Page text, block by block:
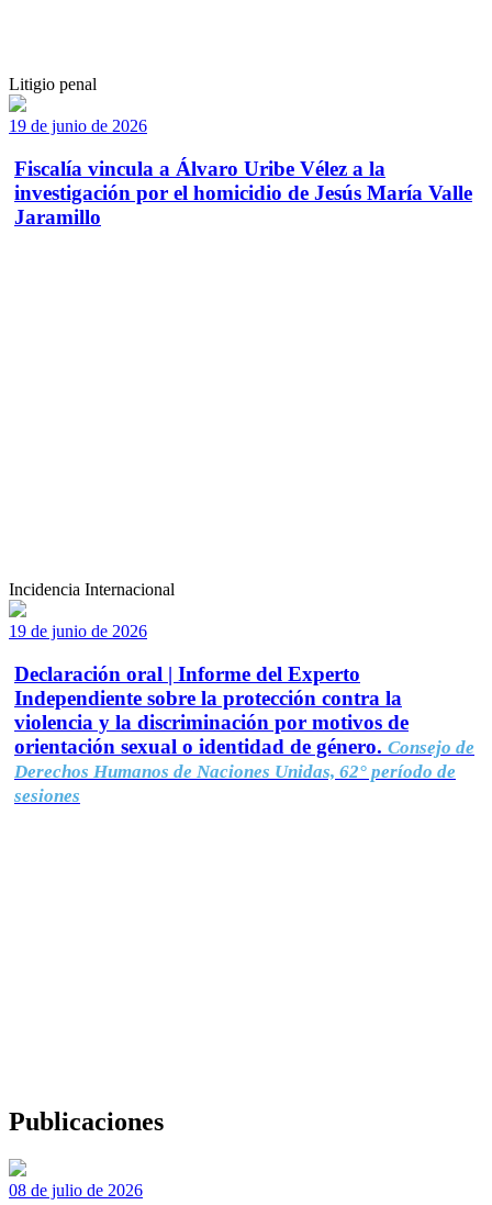
Litigio penal
19 de junio de 2026
Fiscalía vincula a Álvaro Uribe Vélez a la
investigación por el homicidio de Jesús María Valle
Jaramillo
Incidencia Internacional
19 de junio de 2026
Declaración oral | Informe del Experto
Independiente sobre la protección contra la
violencia y la discriminación por motivos de
orientación sexual o identidad de género. Consejo de
Derechos Humanos de Naciones Unidas, 62° período de
sesiones
Publicaciones
08 de julio de 2026